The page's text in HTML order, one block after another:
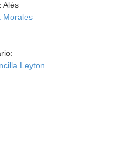
Alés
Morales
Leyton